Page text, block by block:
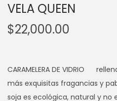
VELA QUEEN
$22,000.00
CARAMELERA DE VIDRIO
más exquisitas fragancias y
soja es ecológica, natural y